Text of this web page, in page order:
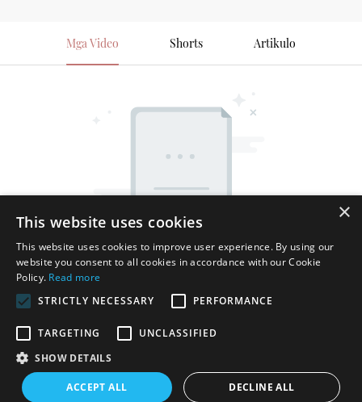
Mga Video Shorts Artikulo
Karapatang-ari © 2025 Shenzhen Thincen Technology Co., Ltd. -
www.thincen.com | Mapa ng Site
×
This website uses cookies
This website uses cookies to improve user experience. By using our
website you consent to all cookies in accordance with our Cookie
Policy. Read more
STRICTLY NECESSARY
PERFORMANCE
TARGETING
UNCLASSIFIED
SHOW DETAILS
ACCEPT ALL DECLINE ALL